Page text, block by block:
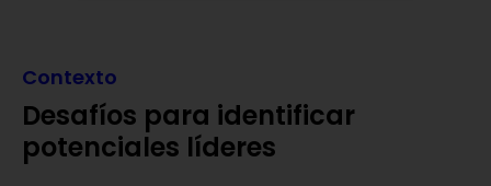
Contexto
Desafíos para identificar
potenciales líderes